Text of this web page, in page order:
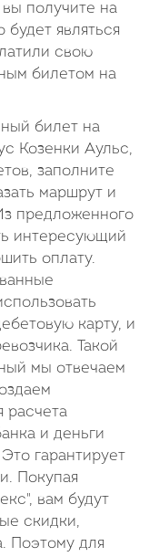
получите на
являться
свою
билетом на
билет на
Козенки Аульс,
заполните
маршрут и
предложенного
интересующий
оплату.
карту, и
Такой
мы отвечаем
расчета
и деньги
гарантирует
Покупая
вам будут
скидки,
Поэтому для